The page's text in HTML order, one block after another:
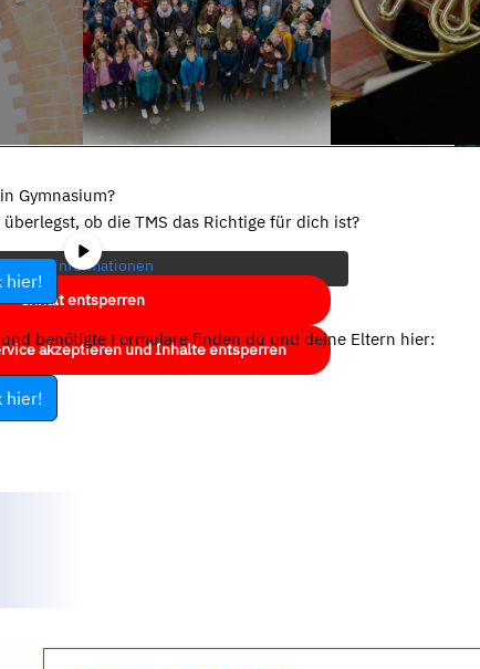
klicken Sie auf die Schaltfläche unten.
dabei Daten an Drittanbieter weitergegeben
werden.
Mehr Informationen
Inhalt entsperren
akzeptieren und Inhalte entsperren
Gymnasium?
ob die TMS das Richtige für dich ist?
hier!
benötigte Formulare finden du und deine Eltern hier:
hier!